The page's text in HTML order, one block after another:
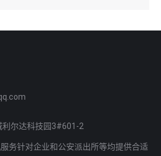
利尔达科技园3#601-2
务针对企业和公安派出所等均提供合适